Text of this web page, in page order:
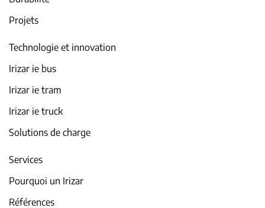
Projets
Technologie et innovation
Irizar ie bus
Irizar ie tram
Irizar ie truck
Solutions de charge
Services
Pourquoi un Irizar
Références